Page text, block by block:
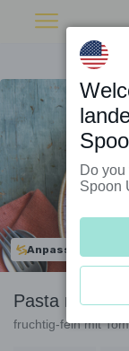
Anpassbar
Pasta mit
fruchtig-fein mit
Do
Spoon